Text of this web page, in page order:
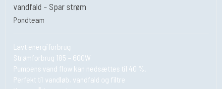
vandfald - Spar strøm
Pondteam
Lavt energiforbrug
Strømforbrug 185 – 600W
Pumpens vand flow kan nedsættes til 40 %.
Perfekt til vandløb, vandfald og filtre